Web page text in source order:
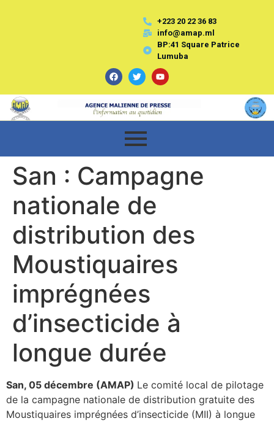
+223 20 22 36 83
info@amap.ml
BP:41 Square Patrice
Lumuba
San : Campagne
nationale de
distribution des
Moustiquaires
imprégnées
d’insecticide à
longue durée
San, 05 décembre (AMAP) Le comité local de pilotage
de la campagne nationale de distribution gratuite des
Moustiquaires imprégnées d’insecticide (MII) à longue